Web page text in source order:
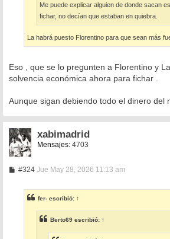
Me puede explicar alguien de donde sacan
fichar, no decían que estaban en quiebra.
La habrá puesto Florentino para que sean más
Eso , que se lo pregunten a Florentino y
solvencia económica ahora para fichar .
Aunque sigan debiendo todo el dinero del
xabimadrid
Mensajes:4703
#324M
s
a
Jue May 28, 2026 11:13 am
fer- escribió: ↑
Berto69 escribió: ↑